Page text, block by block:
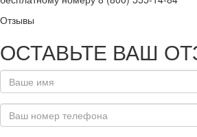
Отзывы
ОСТАВЬТЕ ВАШ